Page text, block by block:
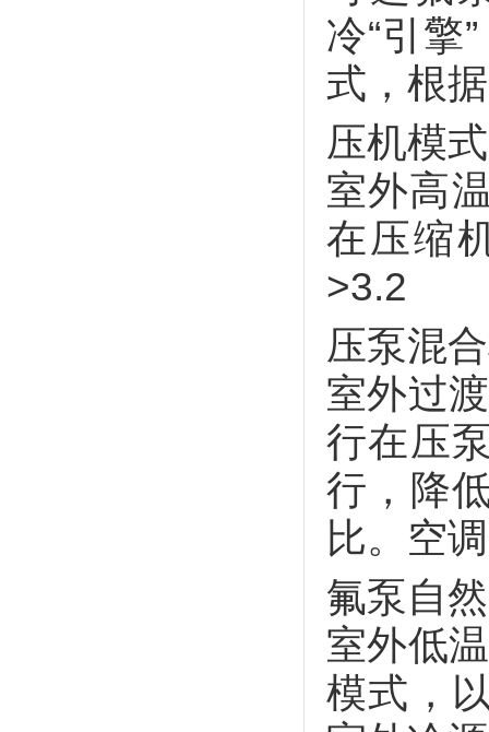
冷“引擎
式，根
压机模式
室外高
在压缩
>3.2
压泵混
室外过
行在压
行，降
比。空
氟泵自
室外低
模式，